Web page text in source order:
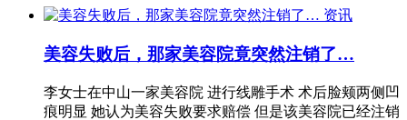
资讯
美容失败后，那家美容院竟突然注销了…
李女士在中山一家美容院 进行线雕手术 术后脸颊两侧凹
痕明显 她认为美容失败要求赔偿 但是该美容院已经注销